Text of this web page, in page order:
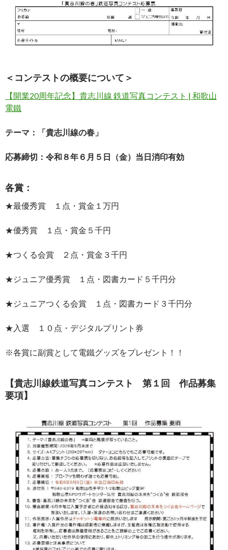
＜コンテストの概要について＞
【開業20周年記念】貴志川線 鉄道写真コンテスト | 和歌山
電鐵
テーマ：「貴志川線の春」
応募締切：令和８年６月５日（金）当日消印有効
各賞：
★最優秀賞 １点・賞金１万円
★優秀賞 １点・賞金５千円
★つくる会賞 ２点・賞金３千円
★ジュニア優秀賞 １点・図書カード５千円分
★ジュニアつくる会賞 １点・図書カード３千円分
★入選 １０点・デジタルプリント券
※各賞に副賞として電鐵グッズをプレゼント！！
【貴志川線鉄道写真コンテスト 第１回 作品募集
要項】